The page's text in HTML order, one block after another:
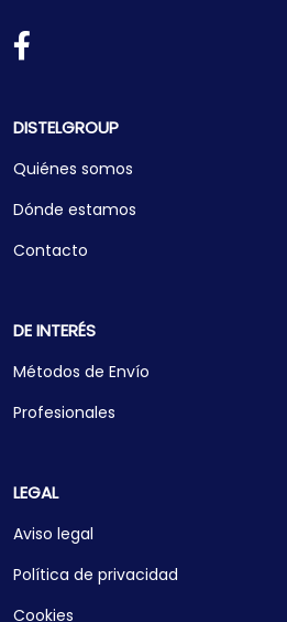
DISTELGROUP
Quiénes somos
Dónde estamos
Contacto
DE INTERÉS
Métodos de Envío
Profesionales
LEGAL
Aviso legal
Política de privacidad
Cookies